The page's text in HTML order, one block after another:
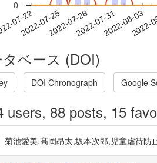
07-22
2022-07-252022-07-282022-07-312022-08-03
0
ベース (DOI)
DOI Chronograph Google
users, 88 posts, 15
菊池愛美,髙岡昂太,坂本次郎,児童虐待